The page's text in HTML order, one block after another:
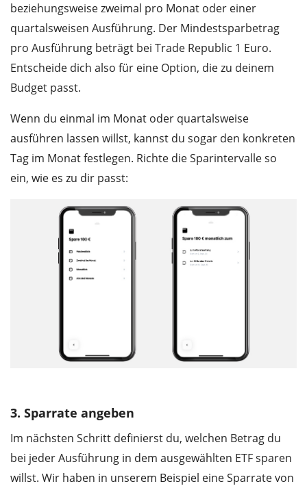
beziehungsweise zweimal pro Monat oder einer
quartalsweisen Ausführung. Der Mindestsparbetrag
pro Ausführung beträgt bei Trade Republic 1 Euro.
Entscheide dich also für eine Option, die zu deinem
Budget passt.
Wenn du einmal im Monat oder quartalsweise
ausführen lassen willst, kannst du sogar den konkreten
Tag im Monat festlegen. Richte die Sparintervalle so
ein, wie es zu dir passt:
3. Sparrate angeben
Im nächsten Schritt definierst du, welchen Betrag du
bei jeder Ausführung in dem ausgewählten ETF sparen
willst. Wir haben in unserem Beispiel eine Sparrate von